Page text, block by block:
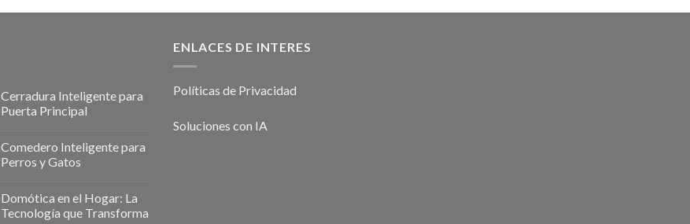
Cerradura Inteligente para
Puerta Principal
Comedero Inteligente para
Perros y Gatos
Domótica en el Hogar: La
Tecnología que Transforma
ENLACES DE INTERES
Políticas de Privacidad
Soluciones con IA